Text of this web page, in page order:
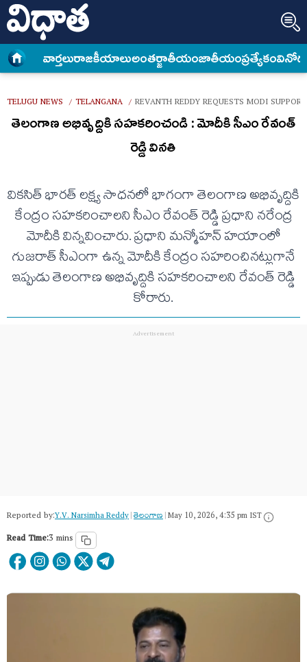
వార్త‌లురాజకీయాలుఅంత‌ర్జాతీయంజాతీయంప్రత్యేకం
TELUGU NEWS / TELANGANA / REVANTH REDDY REQUESTS MODI
తెలంగాణ అభివృద్దికి సహకరించండి : మోదీకి సీఎం రేవంత్
రెడ్డి వినతి
వికసిత్ భారత్ లక్ష్య సాధనలో భాగంగా తెలంగాణ అభివృద్దికి
కేంద్రం సహకరించాలని సీఎం రేవంత్ రెడ్డి ప్రధాని నరేంద్ర
మోదీకి విన్నవించారు. ప్రధాని మన్మోహన్ హయాంలో
గుజరాత్ సీఎంగా ఉన్న మోదీకి కేంద్రం సహరించినట్లుగానే
ఇప్పుడు తెలంగాణ అభివృద్దికి సహకరించాలని రేవంత్ రెడ్డి
కోరారు.
Reported by:Y.V. Narsimha Reddy|తెలంగాణ‌|May 10, 2026, 4:35 pm IST
Read Time:3 mins